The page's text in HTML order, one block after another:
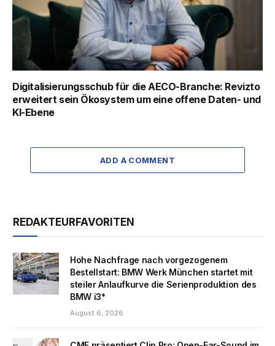
Digitalisierungsschub für die AECO-Branche: Revizto
erweitert sein Ökosystem um eine offene Daten- und
KI-Ebene
ADD A COMMENT
REDAKTEURFAVORITEN
Hohe Nachfrage nach vorgezogenem
Bestellstart: BMW Werk München startet mit
steiler Anlaufkurve die Serienproduktion des
BMW i3*
August 6, 2026